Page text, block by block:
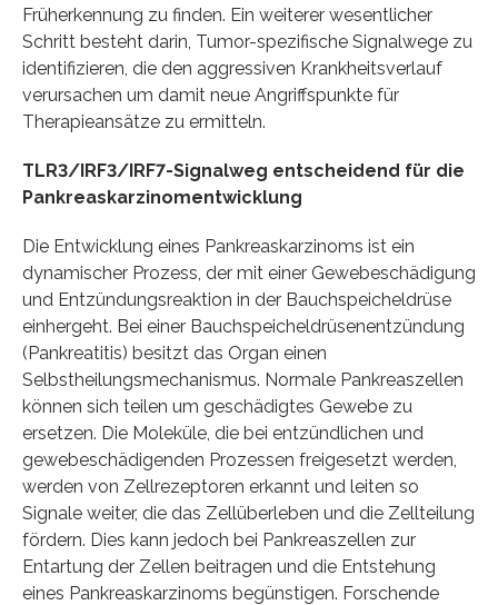
Früherkennung zu finden. Ein weiterer wesentlicher
Schritt besteht darin, Tumor-spezifische Signalwege zu
identifizieren, die den aggressiven Krankheitsverlauf
verursachen um damit neue Angriffspunkte für
Therapieansätze zu ermitteln.
TLR3/IRF3/IRF7-Signalweg entscheidend für die
Pankreaskarzinomentwicklung
Die Entwicklung eines Pankreaskarzinoms ist ein
dynamischer Prozess, der mit einer Gewebeschädigung
und Entzündungsreaktion in der Bauchspeicheldrüse
einhergeht. Bei einer Bauchspeicheldrüsenentzündung
(Pankreatitis) besitzt das Organ einen
Selbstheilungsmechanismus. Normale Pankreaszellen
können sich teilen um geschädigtes Gewebe zu
ersetzen. Die Moleküle, die bei entzündlichen und
gewebeschädigenden Prozessen freigesetzt werden,
werden von Zellrezeptoren erkannt und leiten so
Signale weiter, die das Zellüberleben und die Zellteilung
fördern. Dies kann jedoch bei Pankreaszellen zur
Entartung der Zellen beitragen und die Entstehung
eines Pankreaskarzinoms begünstigen. Forschende